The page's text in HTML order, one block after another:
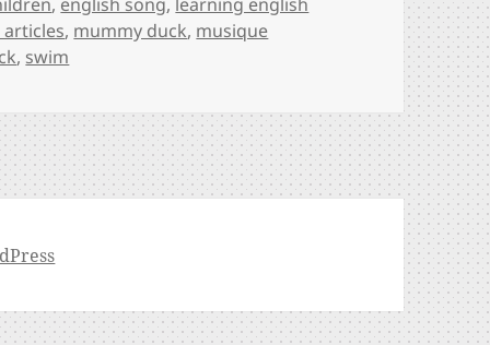
, mummy duck, musique
, swim